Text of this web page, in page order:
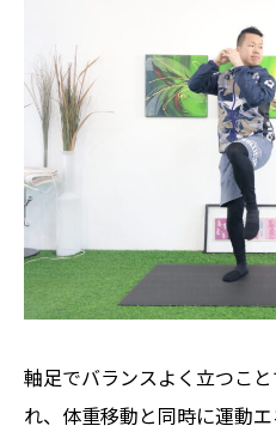
軸足でバランスよく立つこ
れ、体重移動と同時に運動